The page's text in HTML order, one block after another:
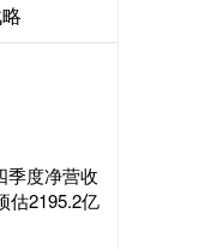
季度净营收
估2195.2亿